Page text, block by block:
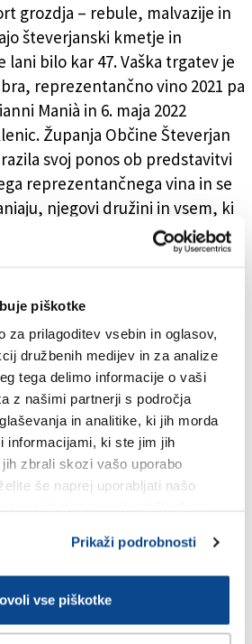
piškotke
za prilagoditev vsebin in oglasov,
družbenih medijev in za analize
tega delimo informacije o vaši
z našimi partnerji s področja
in analitike, ki jih morda
informacijami, ki ste jim jih
zbrali skozi vašo uporabo
še naprej uporabljati našo
Prikaži podrobnosti
vse piškotke
grozdja – rebule, malvazije in
števerjanski kmetje in
bilo kar 47. Vaška trgatev je
reprezentančno vino 2021 pa
Manià in 6. maja 2022
Županja Občine Števerjan
svoj ponos ob predstavitvi
reprezentančnega vina in se
njegovi družini in vsem, ki
Zatem je predstavila še dve
je podjetje APT v
uradom PromoTurismoFVG
on hop off Collio tour, ki bo
vina popeljalo od Gradeža do
Števerjan. Tovrstni projekti so
prepoznaven in zanimiv ter da
so opazili zunanji obiskovalci,
tudi mi,« je dejala županja in
dirko Collio Brda Classic, ki
prav na trgu v Števerjanu.
izmed glavnih pobudnikov
Padovanovi ter vsem
in izpostavil svojo željo,
in jim dal možnost spoznati
prostora. Vsi navzoči so nato
občinsko vino 2021. Večer na